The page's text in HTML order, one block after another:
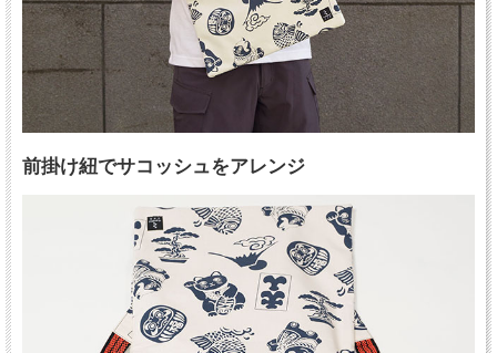
前掛け紐でサコッシュをアレンジ